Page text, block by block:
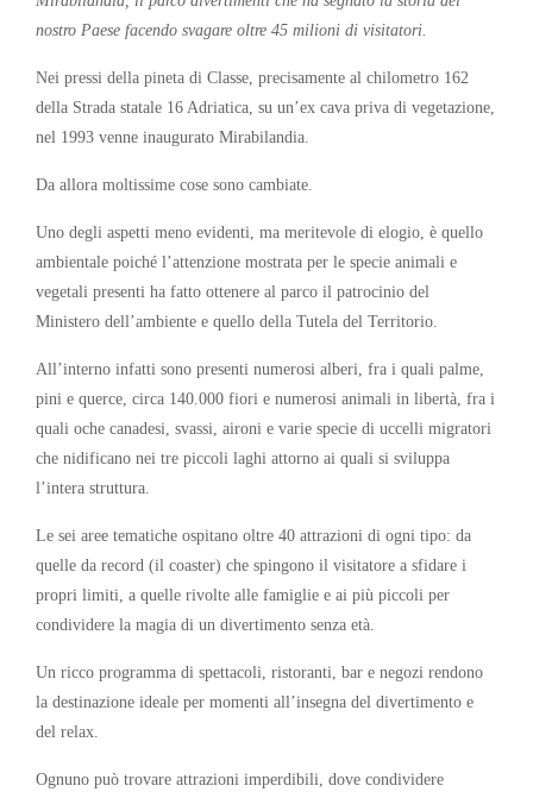
nostro Paese facendo svagare oltre 45 milioni di visitatori.
Nei pressi della pineta di Classe, precisamente al chilometro 162
della Strada statale 16 Adriatica, su un’ex cava priva di vegetazione,
nel 1993 venne inaugurato Mirabilandia.
Da allora moltissime cose sono cambiate.
Uno degli aspetti meno evidenti, ma meritevole di elogio, è quello
ambientale poiché l’attenzione mostrata per le specie animali e
vegetali presenti ha fatto ottenere al parco il patrocinio del
Ministero dell’ambiente e quello della Tutela del Territorio.
All’interno infatti sono presenti numerosi alberi, fra i quali palme,
pini e querce, circa 140.000 fiori e numerosi animali in libertà, fra i
quali oche canadesi, svassi, aironi e varie specie di uccelli migratori
che nidificano nei tre piccoli laghi attorno ai quali si sviluppa
l’intera struttura.
Le sei aree tematiche ospitano oltre 40 attrazioni di ogni tipo: da
quelle da record (il coaster) che spingono il visitatore a sfidare i
propri limiti, a quelle rivolte alle famiglie e ai più piccoli per
condividere la magia di un divertimento senza età.
Un ricco programma di spettacoli, ristoranti, bar e negozi rendono
la destinazione ideale per momenti all’insegna del divertimento e
del relax.
Ognuno può trovare attrazioni imperdibili, dove condividere